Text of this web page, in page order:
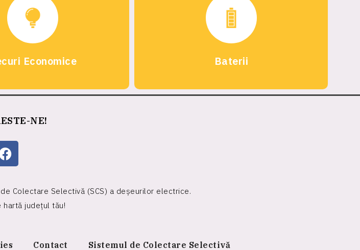
Economice Baterii
NE!
Colectare Selectivă (SCS) a deșeurilor electrice.
hartă județul tău!
Contact Sistemul de Colectare Selectivă